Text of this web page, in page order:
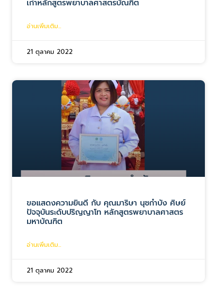
เก่าหลักสูตรพยาบาลศาสตรบัณฑิต
อ่านเพิ่มเติม...
21 ตุลาคม 2022
ขอแสดงความยินดี กับ คุณมาริษา นุชกำบัง ศิษย์
ปัจจุบันระดับปริญญาโท หลักสูตรพยาบาลศาสตร
มหาบัณฑิต
อ่านเพิ่มเติม...
21 ตุลาคม 2022